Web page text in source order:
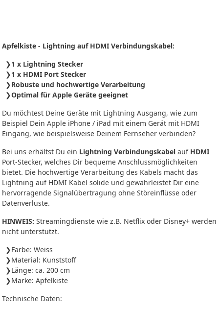
Apfelkiste - Lightning auf HDMI Verbindungskabel:
1 x Lightning Stecker
1 x HDMI Port Stecker
Robuste und hochwertige Verarbeitung
Optimal für Apple Geräte geeignet
Du möchtest Deine Geräte mit Lightning Ausgang, wie zum
Beispiel Dein Apple iPhone / iPad mit einem Gerät mit HDMI
Eingang, wie beispielsweise Deinem Fernseher verbinden?
Bei uns erhältst Du ein Lightning Verbindungskabel auf HDMI
Port-Stecker, welches Dir bequeme Anschlussmöglichkeiten
bietet. Die hochwertige Verarbeitung des Kabels macht das
Lightning auf HDMI Kabel solide und gewährleistet Dir eine
hervorragende Signalübertragung ohne Störeinflüsse oder
Datenverluste.
HINWEIS: Streamingdienste wie z.B. Netflix oder Disney+ werden
nicht unterstützt.
Farbe: Weiss
Material: Kunststoff
Länge: ca. 200 cm
Marke: Apfelkiste
Technische Daten: